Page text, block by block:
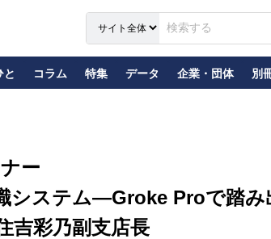
と コラム 特集 データ 企業・団体 別
ー
システム―Groke Proで踏
彩乃副支店長